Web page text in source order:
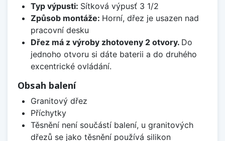
Typ výpusti: Sítková výpusť 3 1/2
Způsob montáže: Horní, dřez je usazen nad
pracovní desku
Dřez má z výroby zhotoveny 2 otvory. Do
jednoho otvoru si dáte baterii a do druhého
excentrické ovládání.
Obsah balení
Granitový dřez
Příchytky
Těsnění není součástí balení, u granitových
dřezů se jako těsnění používá silikon